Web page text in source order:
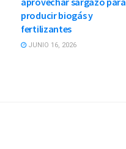
producir biogás y
fertilizantes
JUNIO 16, 2026